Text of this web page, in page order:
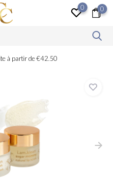
0 0
à partir de €42.50